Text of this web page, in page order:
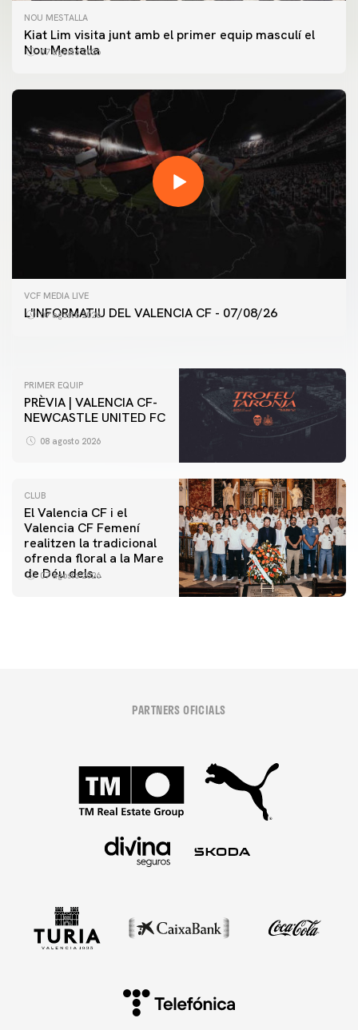
NOU MESTALLA
Kiat Lim visita junt amb el primer equip masculí el
Nou Mestalla
07 agosto 2026
VCF MEDIA LIVE
L'INFORMATIU DEL VALENCIA CF - 07/08/26
07 agosto 2026
PRIMER EQUIP
ENTRENAMENT DEL VALENCIA CF 7/8/2026
PRIMER EQUIP
PRÈVIA | VALENCIA CF-
NEWCASTLE UNITED FC
08 agosto 2026
CLUB
El Valencia CF i el
Valencia CF Femení
realitzen la tradicional
ofrenda floral a la Mare
de Déu dels
07 agosto 2026
PARTNERS OFICIALS